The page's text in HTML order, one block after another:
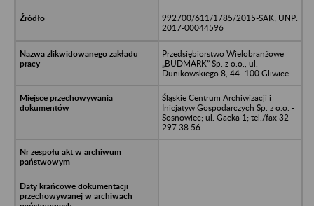
992700/611/1785/2015-SAK; UNP:
2017-00044596
Przedsiębiorstwo Wielobranżowe
„BUDMARK” Sp. z o.o., ul.
Dunikowskiego 8, 44–100 Gliwice
Śląskie Centrum Archiwizacji i
Inicjatyw Gospodarczych Sp. z o.o. -
Sosnowiec; ul. Gacka 1; tel./fax 32
297 38 56